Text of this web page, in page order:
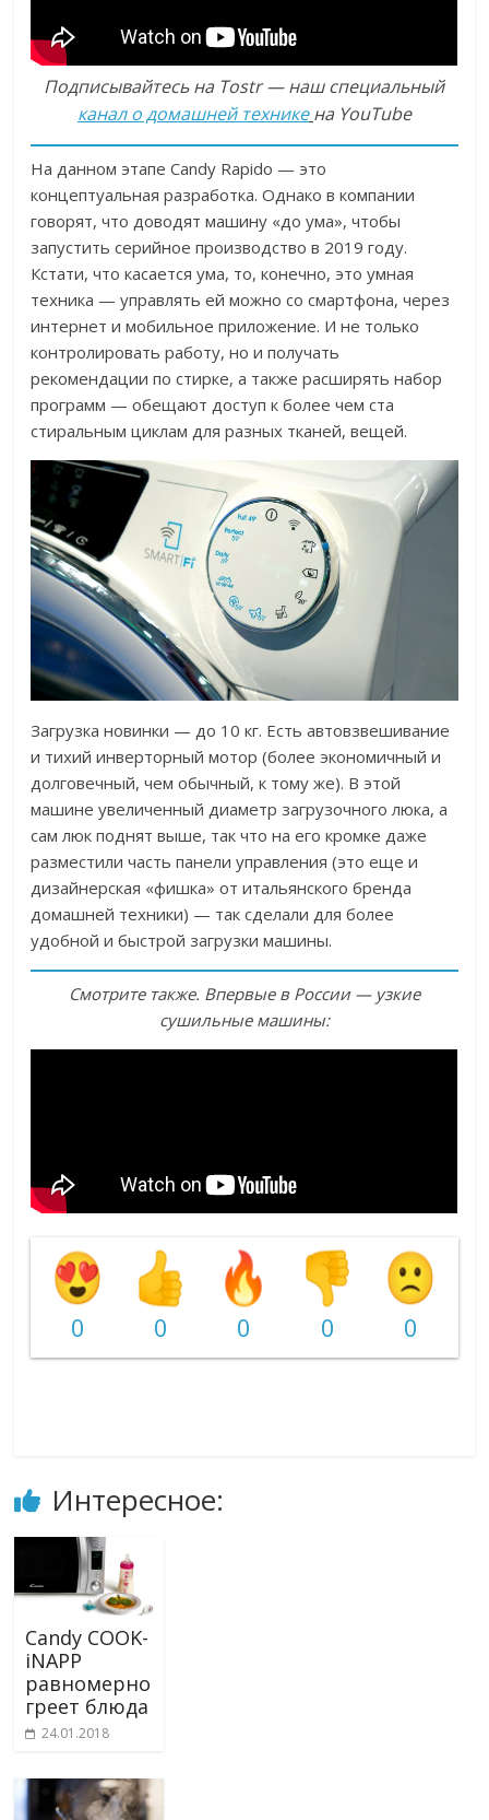
Подписывайтесь на Tostr — наш специальный
канал о домашней технике на YouTube
На данном этапе Candy Rapido — это
концептуальная разработка. Однако в компании
говорят, что доводят машину «до ума», чтобы
запустить серийное производство в 2019 году.
Кстати, что касается ума, то, конечно, это умная
техника — управлять ей можно со смартфона, через
интернет и мобильное приложение. И не только
контролировать работу, но и получать
рекомендации по стирке, а также расширять набор
программ — обещают доступ к более чем ста
стиральным циклам для разных тканей, вещей.
Загрузка новинки — до 10 кг. Есть автовзвешивание
и тихий инверторный мотор (более экономичный и
долговечный, чем обычный, к тому же). В этой
машине увеличенный диаметр загрузочного люка, а
сам люк поднят выше, так что на его кромке даже
разместили часть панели управления (это еще и
дизайнерская «фишка» от итальянского бренда
домашней техники) — так сделали для более
удобной и быстрой загрузки машины.
Смотрите также. Впервые в России — узкие
сушильные машины:
0 0 0 0 0
Интересное:
Candy COOK-
iNAPP
равномерно
греет блюда
24.01.2018